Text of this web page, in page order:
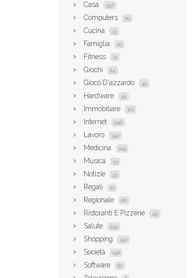
Casa 397
Computers 70
Cucina 33
Famiglia 20
Fitness 21
Giochi 24
Gioco D'azzardo 45
Hardware 42
Immobiliare 101
Internet 246
Lavoro 342
Medicina 109
Musica 33
Notizie 33
Regali 21
Regionale 66
Ristoranti E Pizzerie 49
Salute 234
Shopping 252
Società 198
Software 82